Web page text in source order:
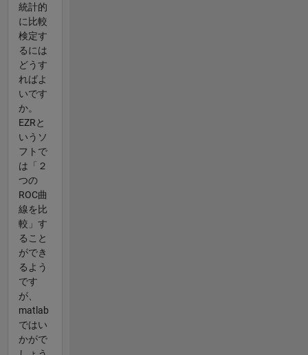
統計的
に比較
検定す
るには
どうす
ればよ
いです
か。
EZRと
いうソ
フトで
は「２
つの
ROC曲
線を比
較」す
ること
ができ
るよう
です
が、
matlab
ではい
かがで